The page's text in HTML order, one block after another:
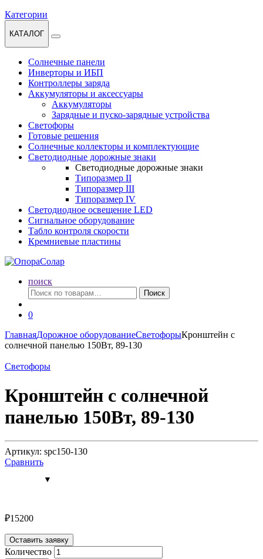
Категории
КАТАЛОГ
Солнечные панели
Инверторы и ИБП
Контроллеры заряда
Аккумуляторы и аксессуары
Аккумуляторы
Зарядные и пуско-зарядные устройства
Светофоры
Готовые решения
Солнечные коллекторы и комплектующие
Светодиодные дорожные знаки
Светодиодные дорожные знаки
Типоразмер II
Типоразмер III
Типоразмер IV
Светодиодное освещение LED
Сигнальное оборудование
Табло контроля скорости
Кремниевые пластины
поиск
Искать:
Поиск
0
ГлавнаяДорожное оборудованиеСветофорыКронштейн с
солнечной панелью 150Вт, 89-130
Светофоры
Кронштейн с солнечной
панелью 150Вт, 89-130
Артикул: spc150-130
Сравнить
₽15200
Оставить заявку
Количество